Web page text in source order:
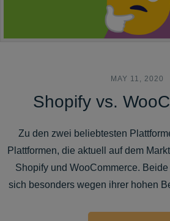
MAY 11, 2020
Shopify vs.
Zu den zwei beliebtesten
Plattformen, die aktuell auf dem
Shopify und WooCommerce.
sich besonders wegen ihrer hohen